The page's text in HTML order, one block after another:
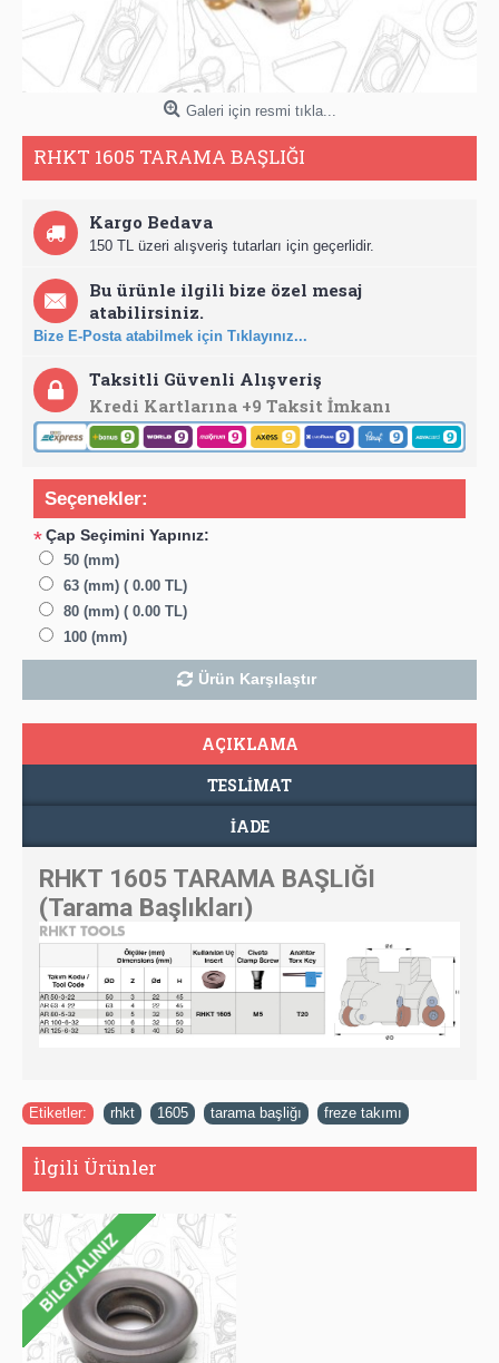
Galeri için resmi tıkla...
RHKT 1605 TARAMA BAŞLIĞI
Kargo Bedava
150 TL üzeri alışveriş tutarları için geçerlidir.
Bu ürünle ilgili bize özel mesaj
atabilirsiniz.
Bize E-Posta atabilmek için Tıklayınız...
Taksitli Güvenli Alışveriş
Kredi Kartlarına +9 Taksit İmkanı
Seçenekler:
*Çap Seçimini Yapınız:
50 (mm)
63 (mm) ( 0.00 TL)
80 (mm) ( 0.00 TL)
100 (mm)
Ürün Karşılaştır
AÇIKLAMA
TESLIMAT
İADE
RHKT 1605 TARAMA BAŞLIĞI
(Tarama Başlıkları)
Etiketler: rhkt 1605 tarama başliğı freze takımı
İlgili Ürünler